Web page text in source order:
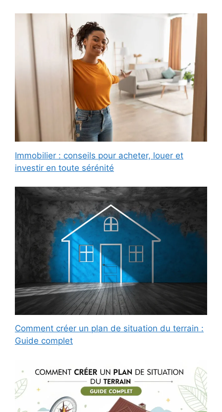
Immobilier : conseils pour acheter, louer et
investir en toute sérénité
Comment créer un plan de situation du terrain :
Guide complet